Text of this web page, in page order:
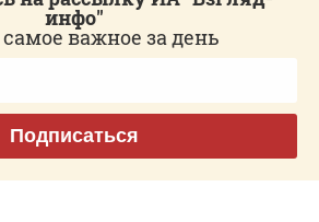
инфо"
важное за день
Подписаться